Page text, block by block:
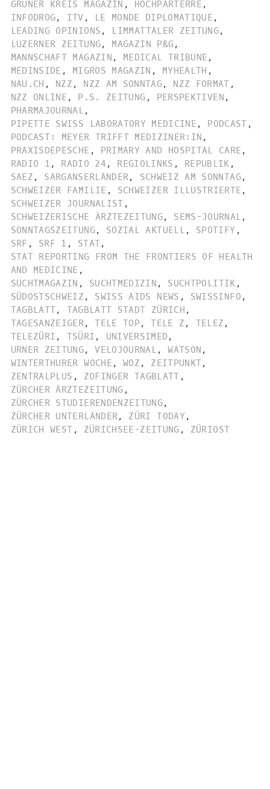
GRÜNER KREIS MAGAZIN , HOCHPARTERRE ,
INFODROG, ITV , LE MONDE DIPLOMATIQUE ,
LEADING OPINIONS , LIMMATTALER ZEITUNG,
LUZERNER ZEITUNG, MAGAZIN P&G,
MANNSCHAFT MAGAZIN , MEDICAL TRIBUNE ,
MEDINSIDE , MIGROS MAGAZIN , MYHEALTH ,
NAU.CH , NZZ , NZZ AM SONNTAG, NZZ FORMAT ,
NZZ ONLINE , P.S. ZEITUNG , PERSPEKTIVEN ,
PHARMAJOURNAL ,
PIPETTE SWISS LABORATORY MEDICINE , PODCAST ,
PODCAST: MEYER TRIFFT MEDIZINER:IN ,
PRAXISDEPESCHE , PRIMARY AND HOSPITAL CARE ,
RADIO 1 , RADIO 24, REGIOLINKS , REPUBLIK ,
SAEZ , SARGANSERLÄNDER, SCHWEIZ AM SONNTAG,
SCHWEIZER FAMILIE , SCHWEIZER ILLUSTRIERTE ,
SCHWEIZER JOURNALIST ,
SCHWEIZERISCHE ÄRZTEZEITUNG, SEMS-JOURNAL ,
SONNTAGSZEITUNG, SOZIAL AKTUELL , SPOTIFY ,
SRF , SRF 1 , STAT,
STAT REPORTING FROM THE FRONTIERS OF HEALTH
AND MEDICINE ,
SUCHTMAGAZIN , SUCHTMEDIZIN , SUCHTPOLITIK ,
SÜDOSTSCHWEIZ , SWISS AIDS NEWS , SWISSINFO ,
TAGBLATT, TAGBLATT STADT ZÜRICH ,
TAGESANZEIGER, TELE TOP, TELE Z , TELEZ ,
TELEZÜRI , TSÜRI , UNIVERSIMED ,
URNER ZEITUNG, VELOJOURNAL , WATSON ,
WINTERTHURER WOCHE , WOZ , ZEITPUNKT,
ZENTRALPLUS , ZOFINGER TAGBLATT ,
ZÜRCHER ÄRZTEZEITUNG ,
ZÜRCHER STUDIERENDENZEITUNG,
ZÜRCHER UNTERLÄNDER, ZÜRI TODAY,
ZÜRICH WEST , ZÜRICHSEE-ZEITUNG , ZÜRIOST